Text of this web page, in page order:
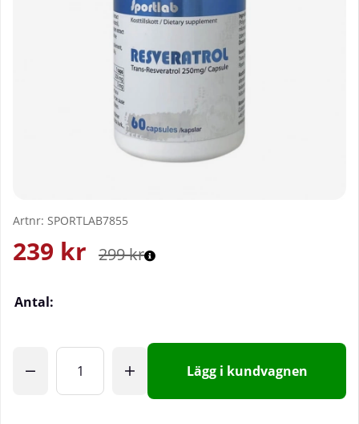
Artnr: SPORTLAB7855
299kr
239 kr
Antal:
Lägg i kundvagnen